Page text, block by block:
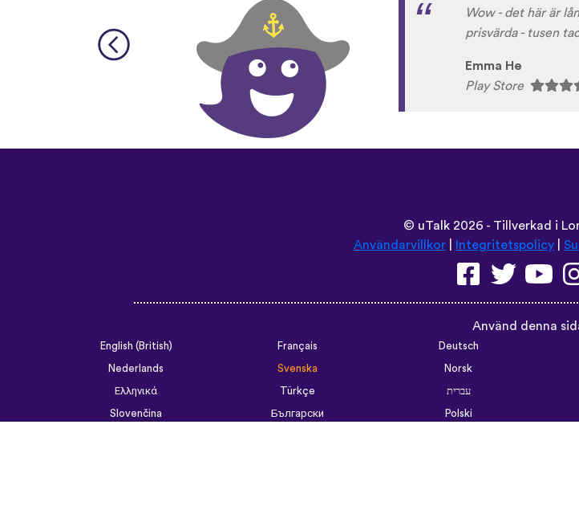
Lätt att komma
Play Store
Använd denna
English (British) Français Deutsch
Ελληνικά
Türkçe עברית
Slovenčina
Български Polski
ไทย
Tiếng Việt 한국어
Монгол